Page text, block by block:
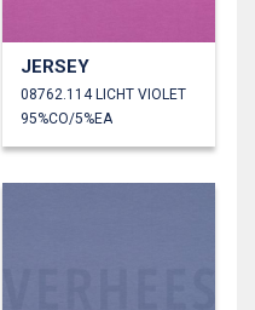
JERSEY
08762.114 LICHT VIOLET
95%CO/5%EA